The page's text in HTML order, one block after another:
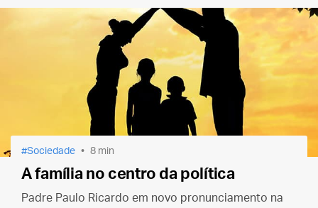
Sociedade 8 min
A família no centro da política
Padre Paulo Ricardo em novo pronunciamento na